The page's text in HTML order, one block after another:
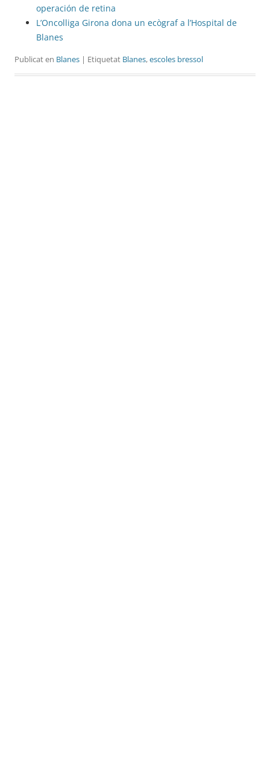
operación de retina
L’Oncolliga Girona dona un ecògraf a l’Hospital de
Blanes
Publicat en Blanes | Etiquetat Blanes,escoles bressol